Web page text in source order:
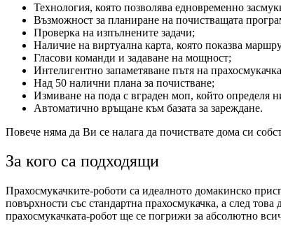
Технология, която позволява едновременно
Възможност за планиране на почистващата
Проверка на изпълнените задачи;
Наличие на виртуална карта, която показва
Гласови команди и задаване на мощност;
Интелигентно запаметяване пътя на
Над 50 налични плана за почистване;
Измиване на пода с вграден моп, който определя
Автоматично връщане към базата за зареждане.
Повече няма да Ви се налага да почиствате дома си
За кого са подходящи
Прахосмукачките-роботи са идеалното домакинско
повърхности със стандартна прахосмукачка, а след
прахосмукачката-робот ще се погрижи за абсолютно